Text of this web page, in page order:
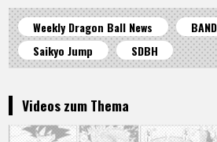
Weekly Dragon Ball News
Saikyo Jump
SDBH
Videos zum Thema